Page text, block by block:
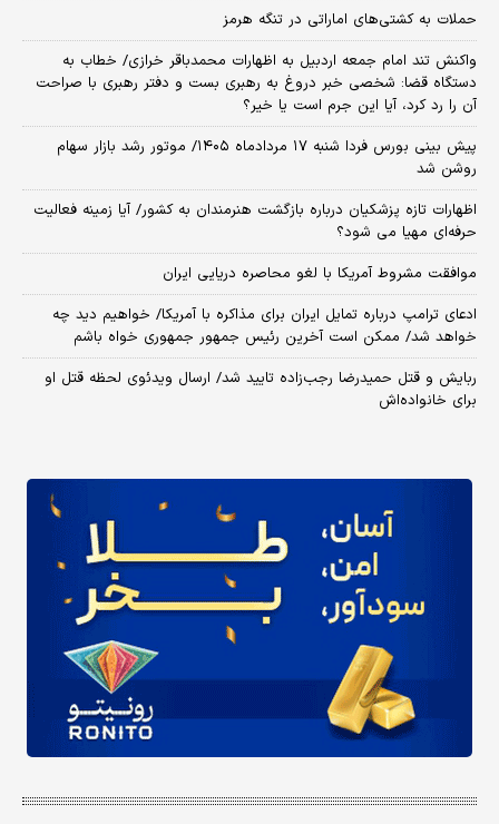
حملات به کشتی‌های اماراتی در تنگه هرمز
واکنش تند امام جمعه اردبیل به اظهارات محمدباقر خرازی/ خطاب به
دستگاه قضا: شخصی خبر دروغ به رهبری بست و دفتر رهبری با صراحت
آن را رد کرد، آیا این جرم است یا خیر؟
پیش بینی بورس فردا شنبه ۱۷ مردادماه ۱۴۰۵/ موتور رشد بازار سهام
روشن شد
اظهارات تازه پزشکیان درباره بازگشت هنرمندان به کشور/ آیا زمینه فعالیت
حرفه‌ای مهیا می شود؟
موافقت مشروط آمریکا با لغو محاصره دریایی ایران
ادعای ترامپ درباره تمایل ایران برای مذاکره با آمریکا/ خواهیم دید چه
خواهد شد/ ممکن است آخرین رئیس‌ جمهور جمهوری خواه باشم
ربایش و قتل حمیدرضا رجب‌زاده تایید شد/ ارسال ویدئوی لحظه قتل او
برای خانواده‌اش